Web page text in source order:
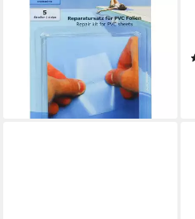
Folienkleber Unterwasser-
Reparaturset 5 Klebestreifen
Planet Po, (1-tlg)
9,99 €
lieferbar - in 3-4 Werktagen bei dir